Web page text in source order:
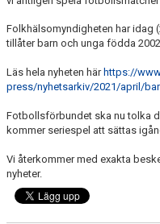
LEDARE
POLICYDOKUMENT
EVENEMANG
MEDIA
KONTAKT
Folkhälsomyndigheten har idag
tillåter barn och unga födda
Läs hela nyheten här https://
press/nyhetsarkiv/2021/april/
Fotbollsförbundet ska nu tolka
kommer seriespel att sättas
Vi återkommer med exakta
nyheter.